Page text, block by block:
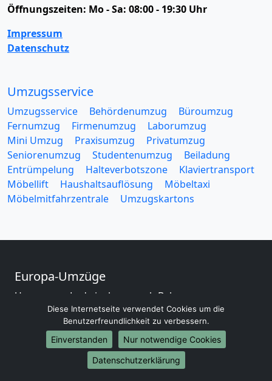
Öffnungszeiten: Mo - Sa: 08:00 - 19:30 Uhr
Impressum
Datenschutz
Umzugsservice
Umzugsservice Behördenumzug
Büroumzug
Fernumzug
Firmenumzug
Laborumzug
Mini Umzug
Praxisumzug
Privatumzug
Seniorenumzug
Studentenumzug
Beiladung
Entrümpelung
Halteverbotszone
Klaviertransport
Möbellift
Haushaltsauflösung
Möbeltaxi
Möbelmitfahrzentrale
Umzugskartons
Europa-Umzüge
Umzug von Ludwigsburg nach Belarus
Umzug von Ludwigsburg nach Belgien
Umzug von Ludwigsburg nach Bulgarien
Umzug von Ludwigsburg nach Dänemark
Umzug von Ludwigsburg nach England
Umzug von Ludwigsburg nach Portugal
Diese Internetseite verwendet Cookies um die
Benutzerfreundlichkeit zu verbessern.
Einverstanden
Nur notwendige Cookies
Datenschutzerklärung